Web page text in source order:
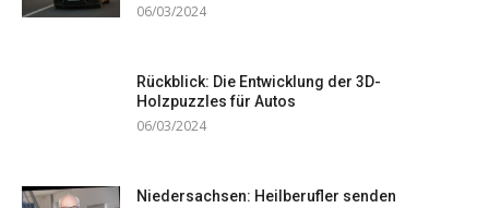
06/03/2024
Rückblick: Die Entwicklung der 3D-
Holzpuzzles für Autos
06/03/2024
Niedersachsen: Heilberufler senden